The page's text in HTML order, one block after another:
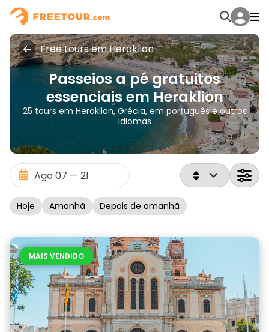
Free tours em Heraklion
Passeios a pé gratuitos
essenciais em Heraklion
25 tours em Heraklion, Grécia, em português e outros
idiomas
Hoje Amanhã Depois de amanhã
MAIS VENDIDO